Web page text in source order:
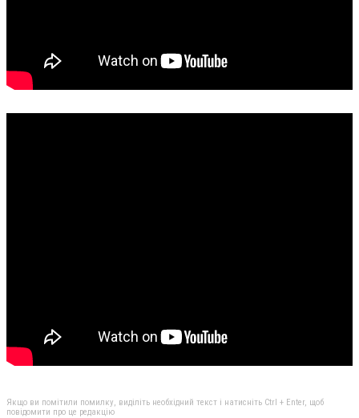
Якщо ви помітили помилку, виділіть необхідний текст і натисніть Ctrl + Enter, щоб
повідомити про це редакцію